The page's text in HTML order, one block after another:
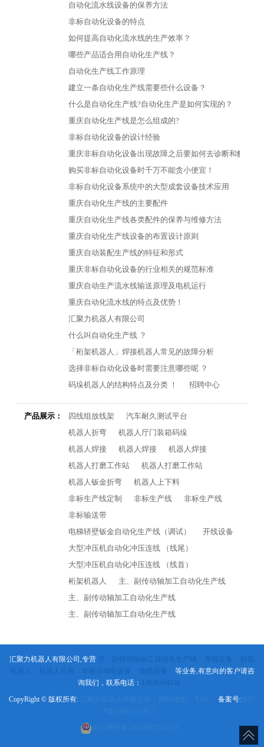
自动化流水线设备的保养方法
非标自动化设备的特点
如何提高自动化流水线的生产效率？
哪些产品适合用自动化生产线？
自动化生产线工作原理
建立一条自动化生产线需要些什么设备？
什么是自动化生产线?自动化生产是如何实现的？
重庆自动化生产线是怎么组成的?
非标自动化设备的设计经验
重庆非标自动化设备出现故障之后要如何去诊断和解决？
购买非标自动化设备时千万不能贪小便宜！
非标自动化设备系统中的大型成套设备技术应用
重庆自动化生产线的主要配件
重庆自动化生产线各类配件的保养与维修方法
重庆自动化生产线设备的布置设计原则
重庆自动装配生产线的特征和形式
重庆非标自动化设备的行业相关的规范标准
重庆自动生产流水线输送原理及电机运行
重庆自动化流水线的特点及优势！
汇聚力机器人有限公司
什么叫自动化生产线 ？
「桁架机器人」焊接机器人常见的故障分析
选择非标自动化设备时需要注意哪些呢 ？
码垛机器人的结构特点及分类 ！
招聘中心
产品展示： 四线组放线架
汽车耐久测试平台
机器人折弯
机器人厅门装箱码垛
机器人焊接
机器人焊接
机器人焊接
机器人打磨工作站
机器人打磨工作站
机器人钣金折弯
机器人上下料
非标生产线定制
非标生产线
非标生产线
非标输送带
电梯轿壁钣金自动化生产线（调试）
开线设备
大型冲压机自动化冲压连线 （线尾）
大型冲压机自动化冲压连线 （线首）
桁架机器人
主、副传动轴加工自动化生产线
主、副传动轴加工自动化生产线
主、副传动轴加工自动化生产线
汇聚力机器人有限公司,专营 主、副传动轴加工自动化生产线 开线设备
桁架
机器人
机器人应用 非标自动化设备 放线设备
等业务,有意向的客户请咨
询我们，联系电话：
13638344158
CopyRight © 版权所有:
备案号: